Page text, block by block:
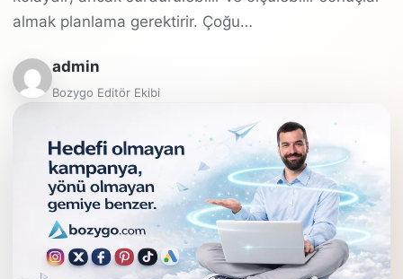
almak planlama gerektirir. Çoğu…
admin
Bozygo Editör Ekibi